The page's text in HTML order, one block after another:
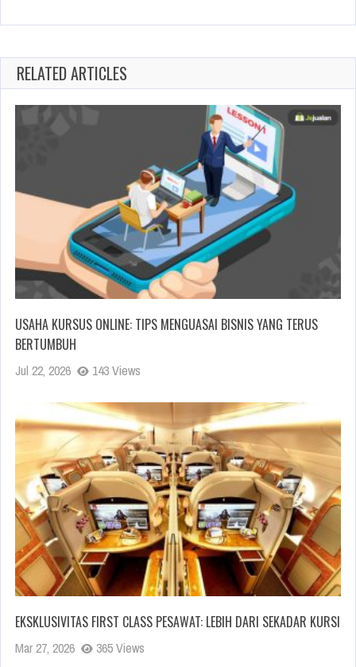
RELATED ARTICLES
USAHA KURSUS ONLINE: TIPS MENGUASAI BISNIS YANG TERUS
BERTUMBUH
Jul 22, 2026 143 Views
EKSKLUSIVITAS FIRST CLASS PESAWAT: LEBIH DARI SEKADAR KURSI
Mar 27, 2026 365 Views